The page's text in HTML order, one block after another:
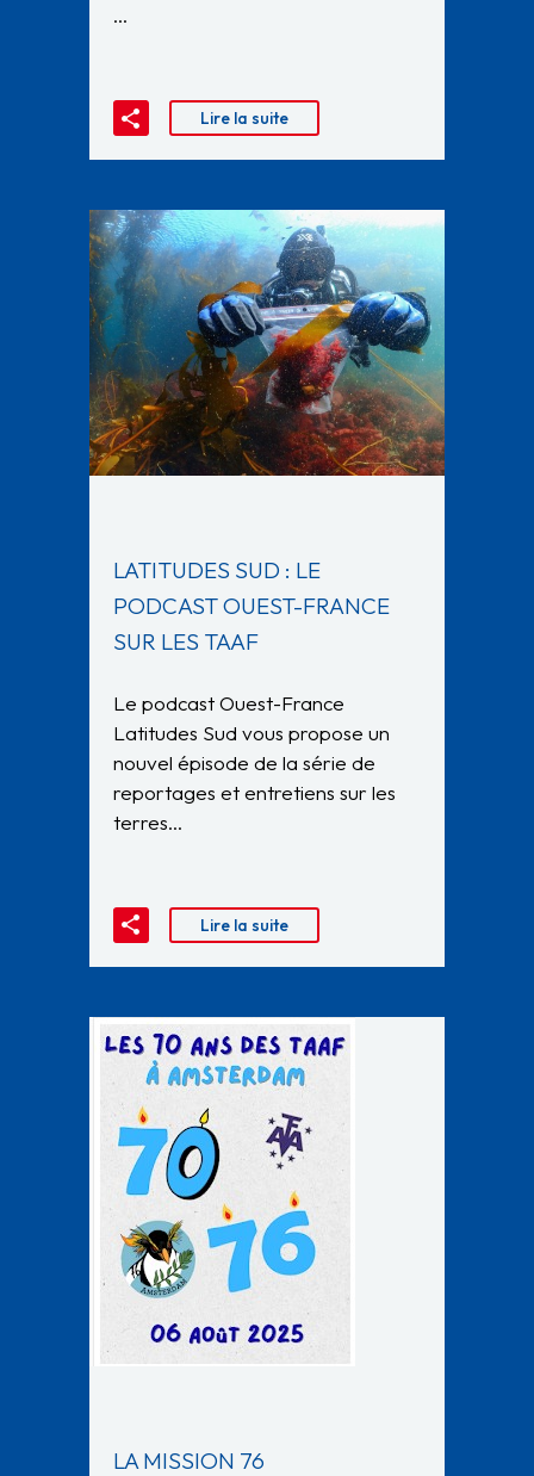
…
Lire la suite
LATITUDES SUD : LE
PODCAST OUEST-FRANCE
SUR LES TAAF
Le podcast Ouest-France
Latitudes Sud vous propose un
nouvel épisode de la série de
reportages et entretiens sur les
terres…
Lire la suite
LA MISSION 76